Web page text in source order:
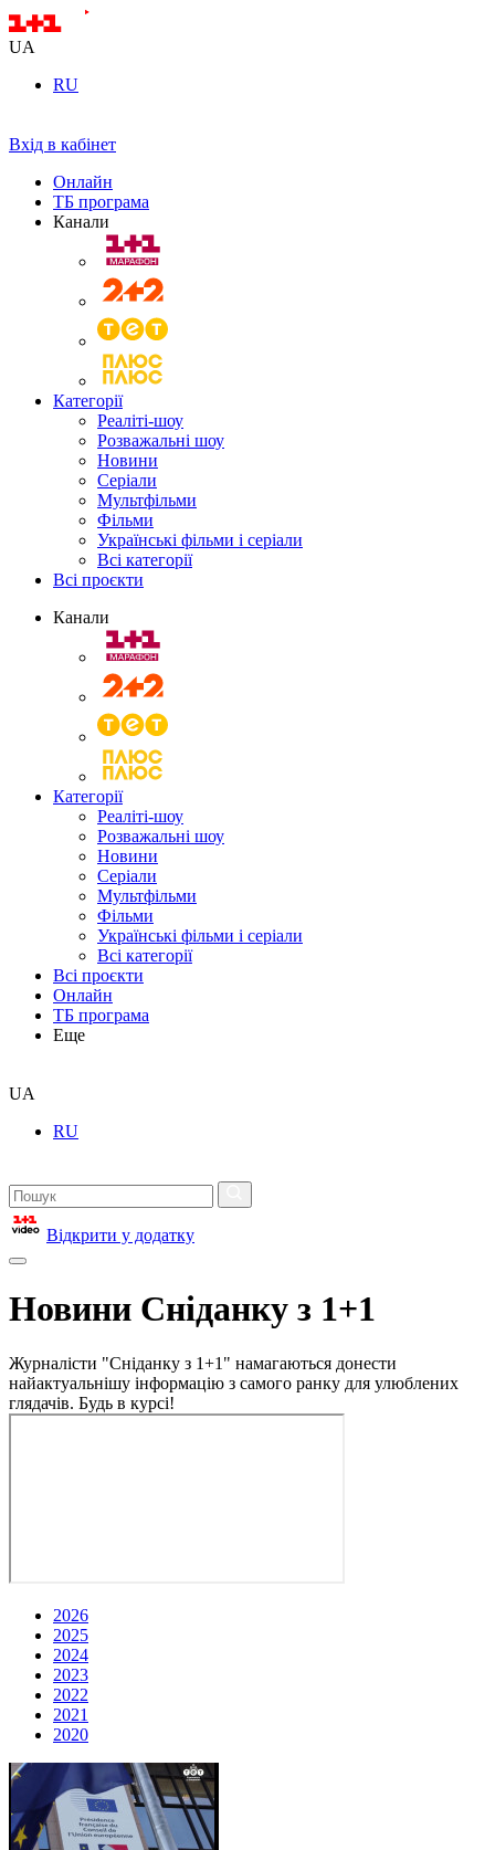
UA
RU
Вхід в кабінет
Онлайн
ТБ програма
Канали
Категорії
Реаліті-шоу
Розважальні шоу
Новини
Серіали
Мультфільми
Фільми
Українські фільми і серіали
Всі категорії
Всі проєкти
Канали
Категорії
Реаліті-шоу
Розважальні шоу
Новини
Серіали
Мультфільми
Фільми
Українські фільми і серіали
Всі категорії
Всі проєкти
Онлайн
ТБ програма
Еще
UA
RU
Відкрити у додатку
Новини Сніданку з 1+1
Журналісти "Сніданку з 1+1" намагаються донести
найактуальнішу інформацію з самого ранку для улюблених
глядачів. Будь в курсі!
2026
2025
2024
2023
2022
2021
2020